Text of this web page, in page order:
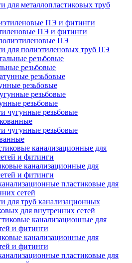
для металлопластиковых труб
ПЭ и фитинги
ПЭ
для полиэтиленовых труб ПЭ
резьбовые
резьбовые
резьбовые
чугунные резьбовые
чугунные резьбовые
канализационные для
и фитинги
пластиковые для
сетей
для труб канализационных
для внутренних сетей
канализационные для
и фитинги
пластиковые для